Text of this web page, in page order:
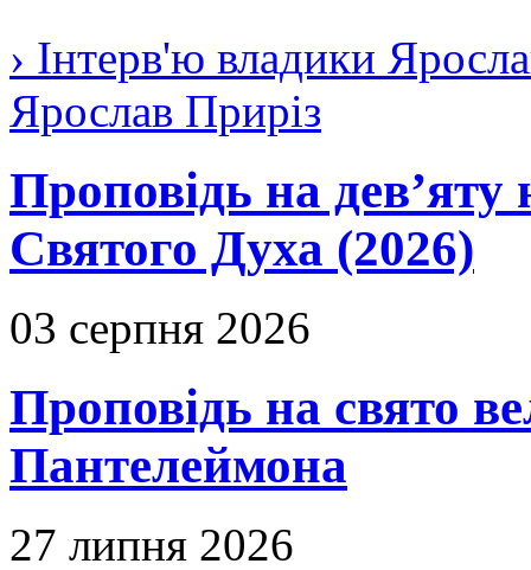
› Інтерв'ю владики
Ярослав Приріз
Проповідь на дев’яту
Святого Духа (2026)
03 серпня 2026
Проповідь на свято
Пантелеймона
27 липня 2026